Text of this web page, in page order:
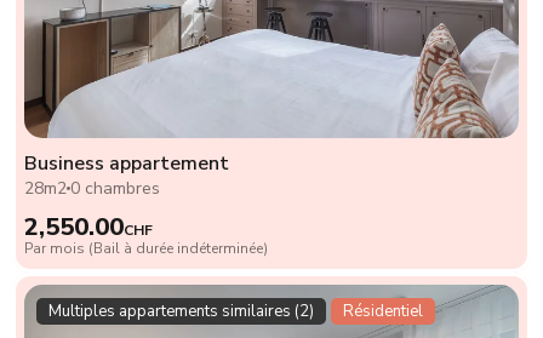
Business appartement
28m2 0 chambres
2,550.00CHF
Par mois (Bail à durée indéterminée)
Multiples appartements similaires (2) Résidentiel